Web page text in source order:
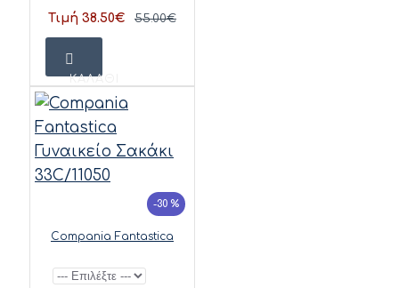
Τιμή 38.50€ 55.00€
ΚΑΛΆΘΙ
-30 %
Compania Fantastica